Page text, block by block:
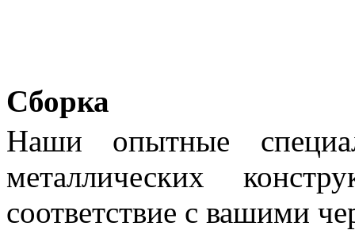
Сборка
Наши опытные
металлических
соответствие с вашими